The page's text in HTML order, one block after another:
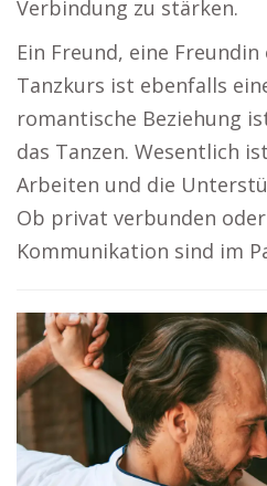
Verbindung zu stärken.
Ein Freund, eine
Tanzkurs ist ebenfalls
romantische Beziehung
das Tanzen. Wesentlich
Arbeiten und die
Ob privat verbunden
Kommunikation sind im